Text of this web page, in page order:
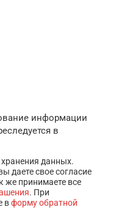
информации
в
хранения данных.
даете свое согласие
же принимаете все
. При
вформу обратной